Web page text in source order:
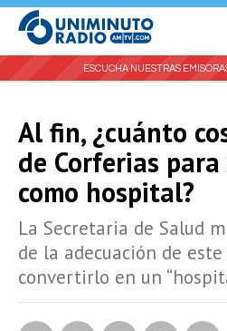
ESCUCHA NUESTRAS
Al fin, ¿cuánto
de Corferias
como hospital?
La Secretaria de Salud
de la adecuación de
convertirlo en un